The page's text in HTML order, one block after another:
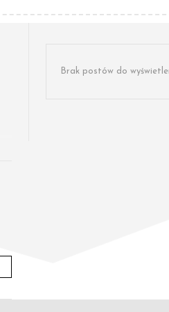
Brak postów do